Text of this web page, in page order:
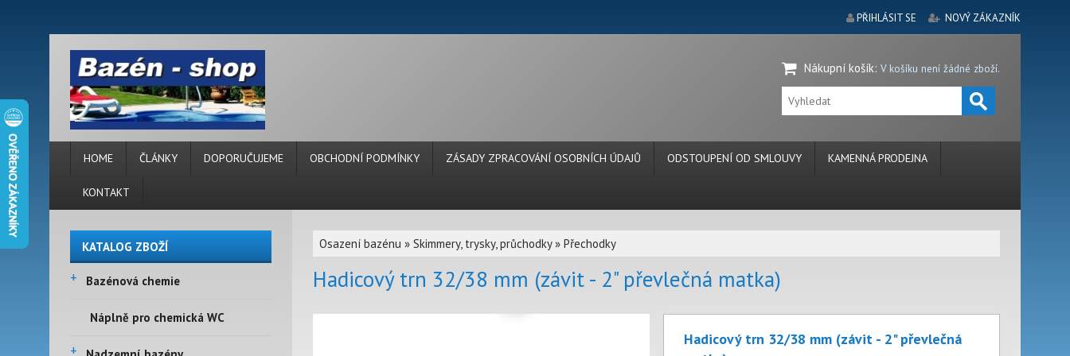
PŘIHLÁSIT SE NOVÝ ZÁKAZNÍK
Nákupní košík: V košíku není žádné zboží.
HOME ČLÁNKY DOPORUČUJEME OBCHODNÍ PODMÍNKY ZÁSADY ZPRACOVÁNÍ OSOBNÍCH ÚDAJŮ ODSTOUPENÍ OD SMLOUVY KAMENNÁ PRODEJNA
KONTAKT
KATALOG ZBOŽÍ
+ Bazénová chemie
Náplně pro chemická WC
+
Osazení bazénu » Skimmery, trysky, průchodky» Přechodky
Hadicový trn 32/38 mm (závit - 2" převlečná matka)
Hadicový trn 32/38 mm (závit - 2" převlečná